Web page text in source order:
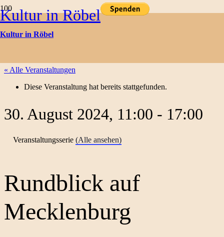
Kultur in Röbel
Kultur in Röbel
Kulturtermine
« Alle Veranstaltungen
Diese Veranstaltung hat bereits stattgefunden.
30. August 2024, 11:00 - 17:00
Veranstaltungsserie (Alle ansehen)
Rundblick auf
Mecklenburg